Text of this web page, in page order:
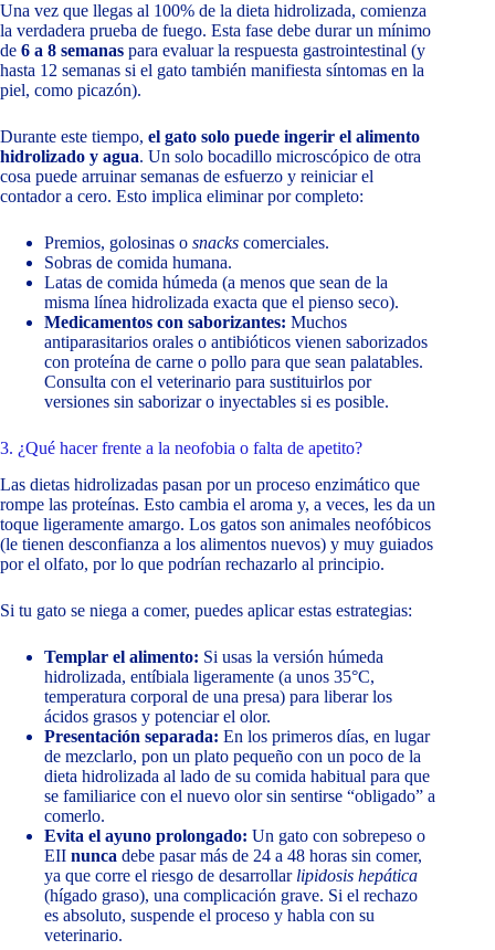
Una vez que llegas al 100% de la dieta hidrolizada, comienza
la verdadera prueba de fuego. Esta fase debe durar un mínimo
de 6 a 8 semanas para evaluar la respuesta gastrointestinal (y
hasta 12 semanas si el gato también manifiesta síntomas en la
piel, como picazón).
Durante este tiempo, el gato solo puede ingerir el alimento
hidrolizado y agua. Un solo bocadillo microscópico de otra
cosa puede arruinar semanas de esfuerzo y reiniciar el
contador a cero. Esto implica eliminar por completo:
Premios, golosinas o snacks comerciales.
Sobras de comida humana.
Latas de comida húmeda (a menos que sean de la
misma línea hidrolizada exacta que el pienso seco).
Medicamentos con saborizantes: Muchos
antiparasitarios orales o antibióticos vienen saborizados
con proteína de carne o pollo para que sean palatables.
Consulta con el veterinario para sustituirlos por
versiones sin saborizar o inyectables si es posible.
3. ¿Qué hacer frente a la neofobia o falta de apetito?
Las dietas hidrolizadas pasan por un proceso enzimático que
rompe las proteínas. Esto cambia el aroma y, a veces, les da un
toque ligeramente amargo. Los gatos son animales neofóbicos
(le tienen desconfianza a los alimentos nuevos) y muy guiados
por el olfato, por lo que podrían rechazarlo al principio.
Si tu gato se niega a comer, puedes aplicar estas estrategias:
Templar el alimento: Si usas la versión húmeda
hidrolizada, entíbiala ligeramente (a unos 35°C,
temperatura corporal de una presa) para liberar los
ácidos grasos y potenciar el olor.
Presentación separada: En los primeros días, en lugar
de mezclarlo, pon un plato pequeño con un poco de la
dieta hidrolizada al lado de su comida habitual para que
se familiarice con el nuevo olor sin sentirse “obligado” a
comerlo.
Evita el ayuno prolongado: Un gato con sobrepeso o
EII nunca debe pasar más de 24 a 48 horas sin comer,
ya que corre el riesgo de desarrollar lipidosis hepática
(hígado graso), una complicación grave. Si el rechazo
es absoluto, suspende el proceso y habla con su
veterinario.